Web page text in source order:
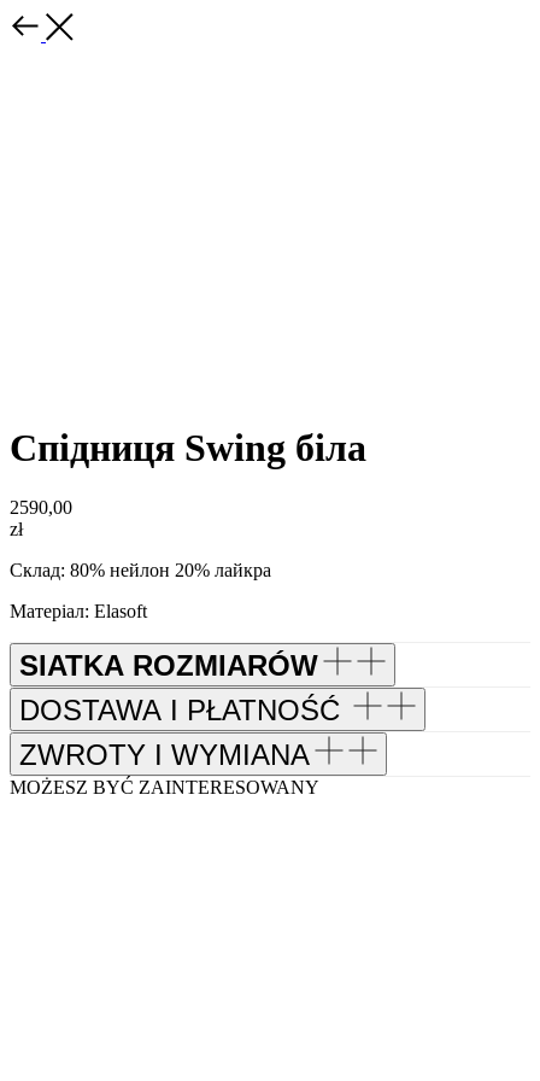
Спідниця Swing біла
2590,00
zł
Склад: 80% нейлон 20% лайкра
Матеріал: Elasoft
SIATKA ROZMIARÓW
DOSTAWA I PŁATNOŚĆ
ZWROTY I WYMIANA
MOŻESZ BYĆ ZAINTERESOWANY